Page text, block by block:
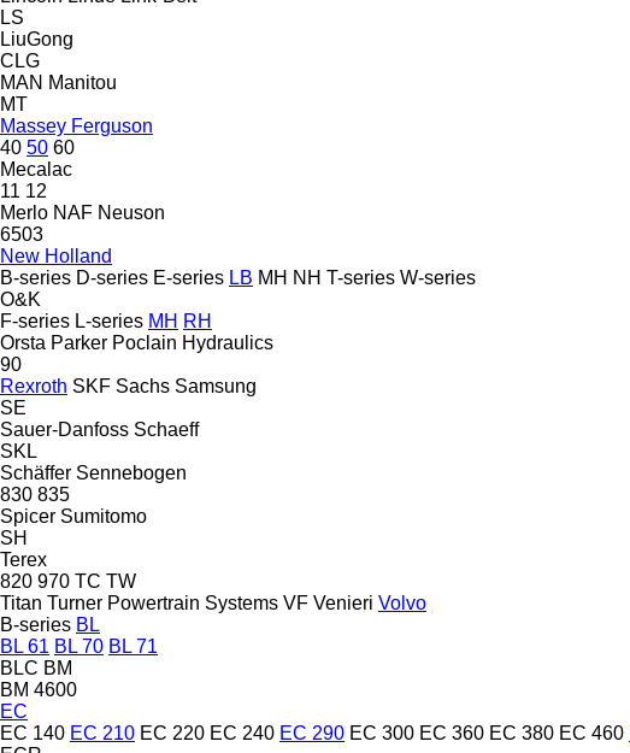
LS
LiuGong
CLG
MAN Manitou
MT
Massey Ferguson
40 50 60
Mecalac
11 12
Merlo NAF Neuson
6503
New Holland
B-series D-series E-series LB MH NH T-series W-series
O&K
F-series L-series MH RH
Orsta Parker Poclain Hydraulics
90
Rexroth SKF Sachs Samsung
SE
Sauer-Danfoss Schaeff
SKL
Schäffer Sennebogen
830 835
Spicer Sumitomo
SH
Terex
820 970 TC TW
Titan Turner Powertrain Systems VF Venieri Volvo
B-series BL
BL 61 BL 70 BL 71
BLC BM
BM 4600
EC
EC 140 EC 210 EC 220 EC 240 EC 290 EC 300 EC 360 EC 380 EC 460